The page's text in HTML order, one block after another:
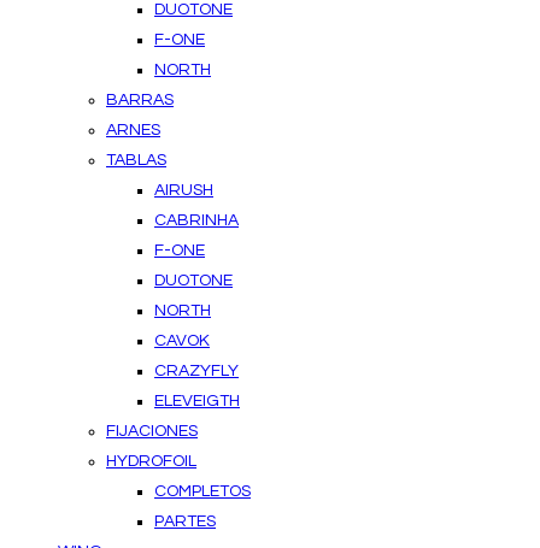
DUOTONE
F-ONE
NORTH
BARRAS
ARNES
TABLAS
AIRUSH
CABRINHA
F-ONE
DUOTONE
NORTH
CAVOK
CRAZYFLY
ELEVEIGTH
FIJACIONES
HYDROFOIL
COMPLETOS
PARTES